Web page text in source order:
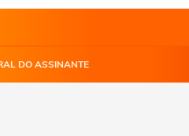
DO ASSINANTE